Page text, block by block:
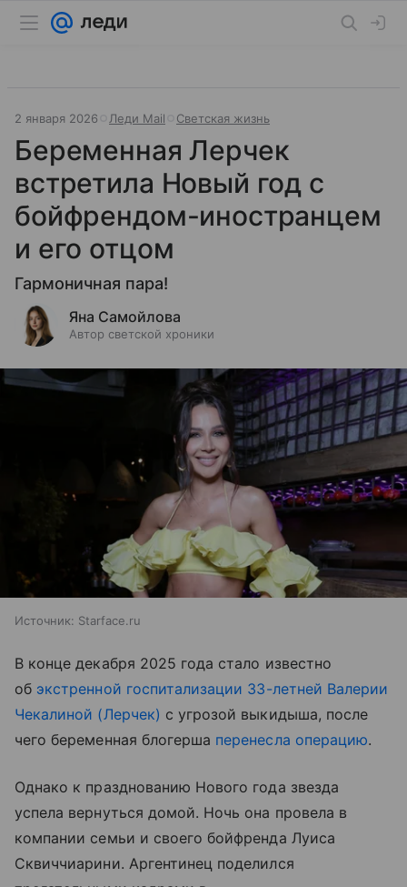
2 января 2026 Леди Mail Светская жизнь
Беременная Лерчек
встретила Новый год с
бойфрендом-иностранцем
и его отцом
Гармоничная пара!
Яна Самойлова
Автор светской хроники
Источник: Starface.ru
В конце декабря 2025 года стало известно
об экстренной госпитализации 33-летней Валерии
Чекалиной (Лерчек) с угрозой выкидыша, после
чего беременная блогерша перенесла операцию.
Однако к празднованию Нового года звезда
успела вернуться домой. Ночь она провела в
компании семьи и своего бойфренда Луиса
Сквиччиарини. Аргентинец поделился